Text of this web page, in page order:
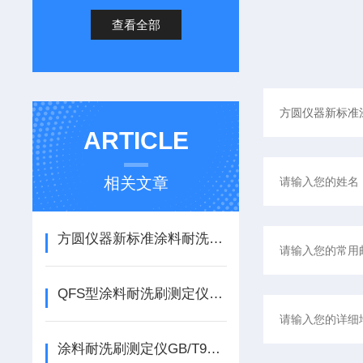
查看全部
ARTICLE
相关文章
方圆仪器新标准涂料耐洗刷测定仪
QFS型涂料耐洗刷测定仪使用及维护
涂料耐洗刷测定仪GB/T9755-2014合成树